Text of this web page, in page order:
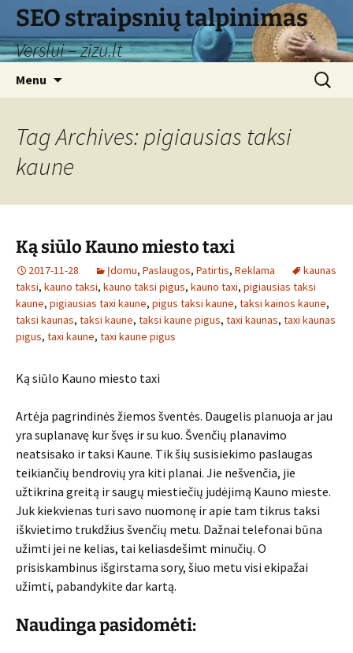
Skip
content
SEO straipsnių talpinimas
Verslui – zizu.lt
Menu
Search
for:
Tag Archives: pigiausias taksi
kaune
Ką siūlo Kauno miesto taxi
2017-11-28 Įdomu, Paslaugos, Patirtis, Reklama
kaunas
taksi, kauno taksi, kauno taksi pigus, kauno taxi, pigiausias taksi
kaune, pigiausias taxi kaune, pigus taksi kaune, taksi kainos kaune,
taksi kaunas, taksi kaune, taksi kaune pigus, taxi kaunas, taxi kaunas
pigus, taxi kaune, taxi kaune pigus
Ką siūlo Kauno miesto taxi
Artėja pagrindinės žiemos šventės. Daugelis planuoja ar jau
yra suplanavę kur švęs ir su kuo. Švenčių planavimo
neatsisako ir taksi Kaune. Tik šių susisiekimo paslaugas
teikiančių bendrovių yra kiti planai. Jie nešvenčia, jie
užtikrina greitą ir saugų miestiečių judėjimą Kauno mieste.
Juk kiekvienas turi savo nuomonę ir apie tam tikrus taksi
iškvietimo trukdžius švenčių metu. Dažnai telefonai būna
užimti jei ne kelias, tai keliasdešimt minučių. O
prisiskambinus išgirstama sory, šiuo metu visi ekipažai
užimti, pabandykite dar kartą.
Naudinga pasidomėti: